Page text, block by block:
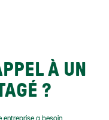
À UN
?
entreprise a besoin